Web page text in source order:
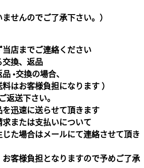
せんのでご了承下さい。）
店までご連絡ください
交換、返品
•交換の場合、
はお客様負担になります ）
返送下さい。
迅速に送らせて頂きます
または支払いについて
た場合はメールにて連絡させて頂き
客様負担となりますので予めご了承